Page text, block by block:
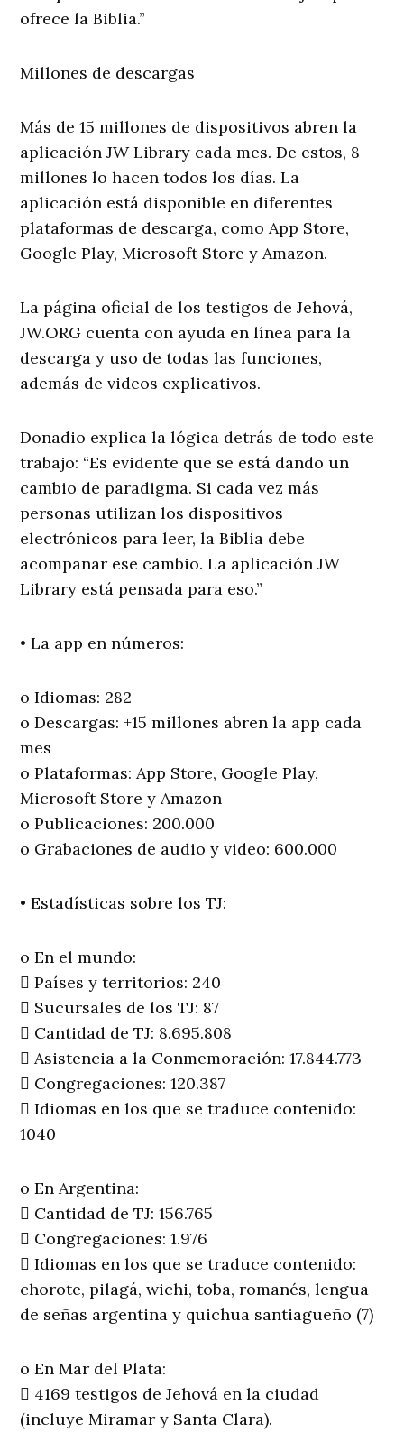
ofrece la Biblia.”
Millones de descargas
Más de 15 millones de dispositivos abren la
aplicación JW Library cada mes. De estos, 8
millones lo hacen todos los días. La
aplicación está disponible en diferentes
plataformas de descarga, como App Store,
Google Play, Microsoft Store y Amazon.
La página oficial de los testigos de Jehová,
JW.ORG cuenta con ayuda en línea para la
descarga y uso de todas las funciones,
además de videos explicativos.
Donadio explica la lógica detrás de todo este
trabajo: “Es evidente que se está dando un
cambio de paradigma. Si cada vez más
personas utilizan los dispositivos
electrónicos para leer, la Biblia debe
acompañar ese cambio. La aplicación JW
Library está pensada para eso.”
• La app en números:
o Idiomas: 282
o Descargas: +15 millones abren la app cada
mes
o Plataformas: App Store, Google Play,
Microsoft Store y Amazon
o Publicaciones: 200.000
o Grabaciones de audio y video: 600.000
• Estadísticas sobre los TJ:
o En el mundo:
 Países y territorios: 240
 Sucursales de los TJ: 87
 Cantidad de TJ: 8.695.808
 Asistencia a la Conmemoración: 17.844.773
 Congregaciones: 120.387
 Idiomas en los que se traduce contenido:
1040
o En Argentina:
 Cantidad de TJ: 156.765
 Congregaciones: 1.976
 Idiomas en los que se traduce contenido:
chorote, pilagá, wichi, toba, romanés, lengua
de señas argentina y quichua santiagueño (7)
o En Mar del Plata:
 4169 testigos de Jehová en la ciudad
(incluye Miramar y Santa Clara).